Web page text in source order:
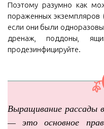
Поэтому разумно как
пораженных экземпляров
если они были
дренаж, поддоны,
продезинфицируйте.
Выращивание рассады
— это основное